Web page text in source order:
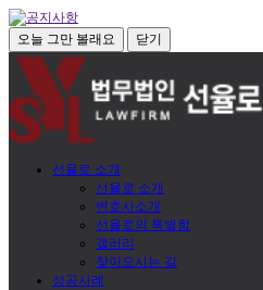
오늘 그만 볼래요 닫기
선율로 소개
선율로 소개
변호사소개
선율로의 특별함
갤러리
찾아오시는 길
성공사례